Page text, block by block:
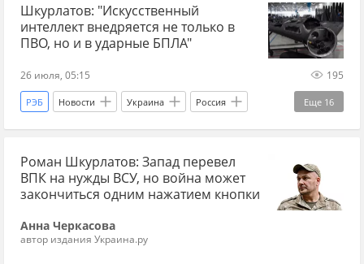
ИИ (искусственный интеллект) БПЛА
дроны беспилотники технологии
прогнозы СВО новости СВО сейчас
дзен СВО
Шкурлатов: "Искусственный
интеллект внедряется не только в
ПВО, но и в ударные БПЛА"
26 июля, 05:15 195
Еще 16
РЭБ Новости Украина Россия
Украина.ру дроны беспилотники
БПЛА Главные новости главное
ИИ (искусственный интеллект) технологии
новости СВО Россия
Роман Шкурлатов: Запад перевел
ВПК на нужды ВСУ, но война может
закончиться одним нажатием кнопки
Анна Черкасова
автор издания Украина.ру